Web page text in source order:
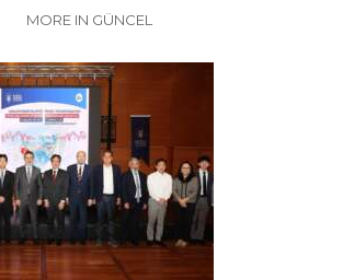
MORE IN GÜNCEL